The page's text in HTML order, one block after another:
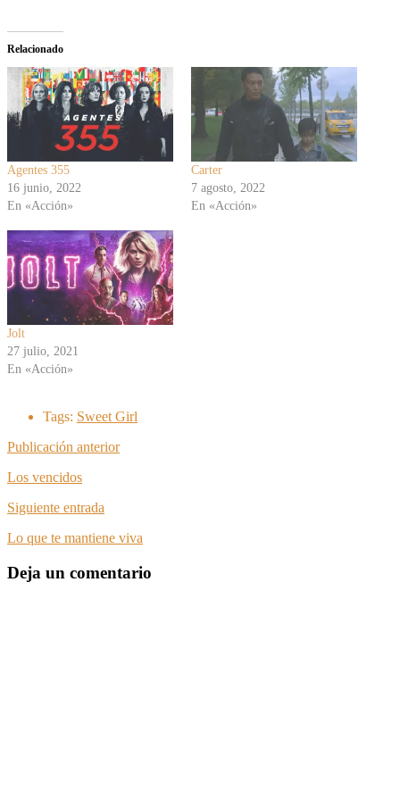
Relacionado
Agentes 355
16 junio, 2022
En «Acción»
Carter
7 agosto, 2022
En «Acción»
Jolt
27 julio, 2021
En «Acción»
Tags: Sweet Girl
Publicación anterior
Los vencidos
Siguiente entrada
Lo que te mantiene viva
Deja un comentario